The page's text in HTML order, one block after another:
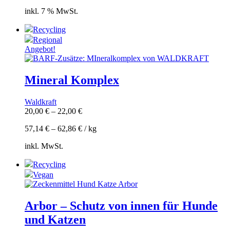
inkl. 7 % MwSt.
Recycling
Regional
Angebot!
Mineral Komplex
Waldkraft
20,00 € – 22,00 €
57,14 € – 62,86 € /kg
inkl. MwSt.
Recycling
Vegan
Arbor – Schutz von innen für Hunde
und Katzen